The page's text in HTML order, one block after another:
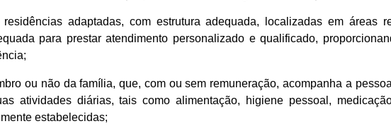
adaptadas, com estrutura adequada, localizadas em áreas
para prestar atendimento personalizado e qualificado,
ou não da família, que, com ou sem remuneração, acompanha a
atividades diárias, tais como alimentação, higiene pessoal,
estabelecidas;